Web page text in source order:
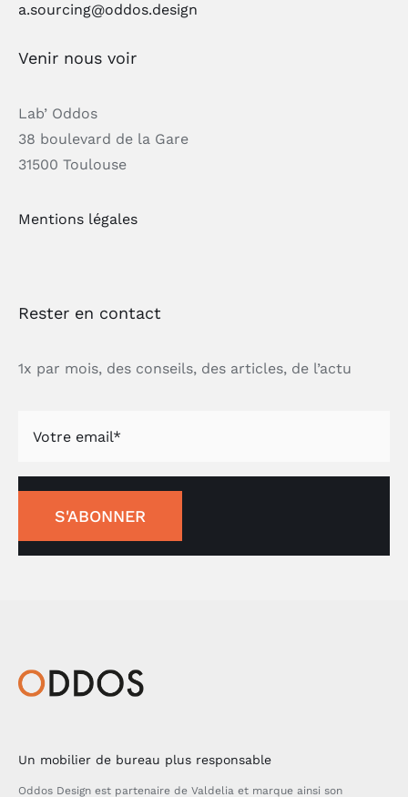
a.sourcing@oddos.design
Venir nous voir
Lab’ Oddos
38 boulevard de la Gare
31500 Toulouse
Mentions légales
Rester en contact
1x par mois, des conseils, des articles, de l’actu
S'ABONNER
Un mobilier de bureau plus responsable
Oddos Design est partenaire de Valdelia et marque ainsi son